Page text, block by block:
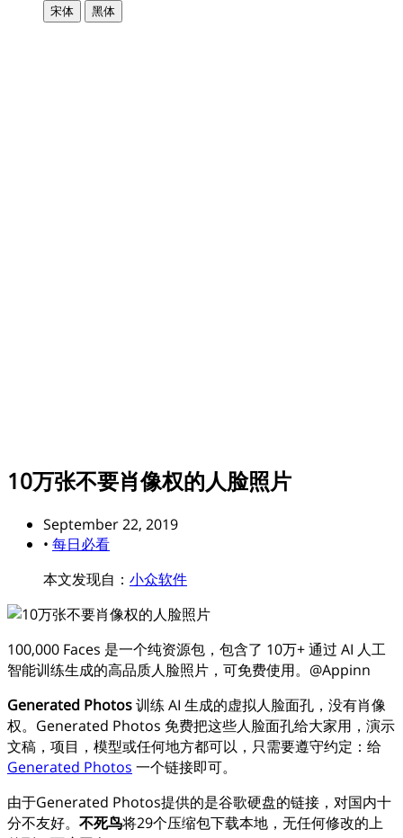
宋体 黑体
10万张不要肖像权的人脸照片
September 22, 2019
• 每日必看
本文发现自： 小众软件
100,000 Faces 是一个纯资源包，包含了 10万+ 通过 AI 人工
智能训练生成的高品质人脸照片，可免费使用。@Appinn
Generated Photos训练 AI 生成的虚拟人脸面孔，没有肖像
权。Generated Photos 免费把这些人脸面孔给大家用，演示
文稿，项目，模型或任何地方都可以，只需要遵守约定：给
Generated Photos 一个链接即可。
由于Generated Photos提供的是谷歌硬盘的链接，对国内十
分不友好。 不死鸟将29个压缩包下载本地，无任何修改的上